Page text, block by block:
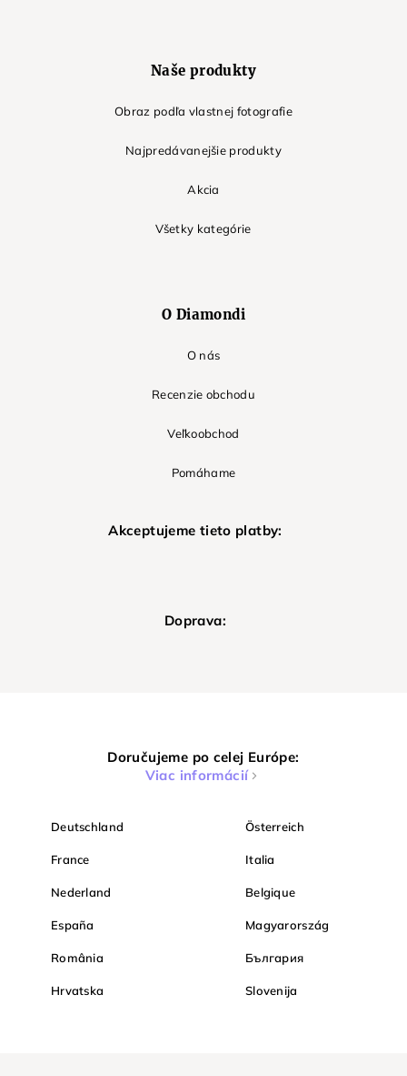
Naše produkty
Obraz podľa vlastnej fotografie
Najpredávanejšie produkty
Akcia
Všetky kategórie
O Diamondi
O nás
Recenzie obchodu
Veľkoobchod
Pomáhame
Akceptujeme tieto platby:
Doprava:
Doručujeme po celej Európe:
Viac informácií
Deutschland Österreich
France Italia
Nederland Belgique
España Magyarország
România България
Hrvatska Slovenija